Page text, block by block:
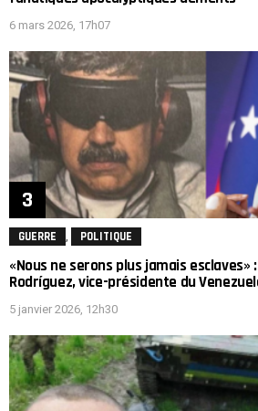
6 mars 2026, 17h07
GUERRE POLITIQUE
«Nous ne serons plus jamais esclaves»
Rodríguez, vice-présidente du
5 janvier 2026, 12h30